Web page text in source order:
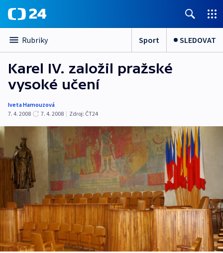
Rubriky Sport SLEDOVAT
Karel IV. založil pražské
vysoké učení
Iveta Hamouzová
7. 4. 2008
7. 4. 2008 | Zdroj: ČT24